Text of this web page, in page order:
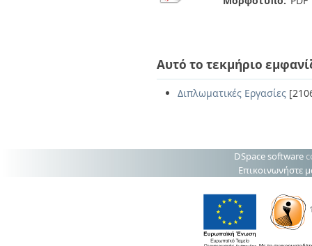
Αυτό το τεκμήριο
Διπλωματικές Εργασίες
DSpace software
Επικοινωνήστε